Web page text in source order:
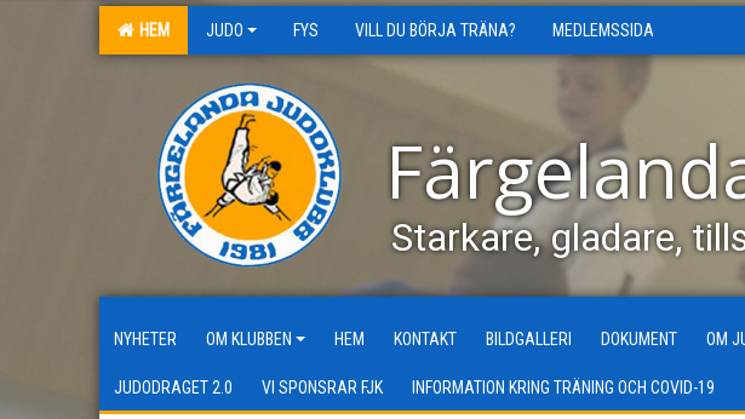
HEM JUDO FYS VILL DU BÖRJA TRÄNA? MEDLEMSSIDA
Starkare, gladare,
NYHETER OM KLUBBEN HEM KONTAKT BILDGALLERI DOKUMENT OM
JUDODRAGET 2.0 VI SPONSRAR FJK INFORMATION KRING TRÄNING OCH COVID-19